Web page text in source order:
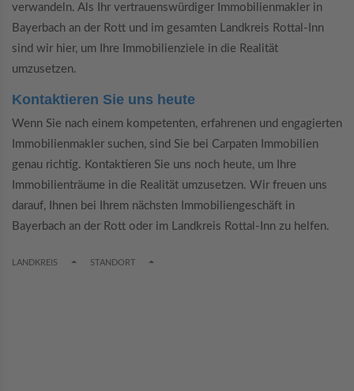
verwandeln. Als Ihr vertrauenswürdiger Immobilienmakler in
Bayerbach an der Rott und im gesamten Landkreis Rottal-Inn
sind wir hier, um Ihre Immobilienziele in die Realität
umzusetzen.
Kontaktieren Sie uns heute
Wenn Sie nach einem kompetenten, erfahrenen und engagierten
Immobilienmakler suchen, sind Sie bei Carpaten Immobilien
genau richtig. Kontaktieren Sie uns noch heute, um Ihre
Immobilienträume in die Realität umzusetzen. Wir freuen uns
darauf, Ihnen bei Ihrem nächsten Immobiliengeschäft in
Bayerbach an der Rott oder im Landkreis Rottal-Inn zu helfen.
LANDKREIS TOGGLE DROPDOWN
STANDORT TOGGLE DROPDOWN